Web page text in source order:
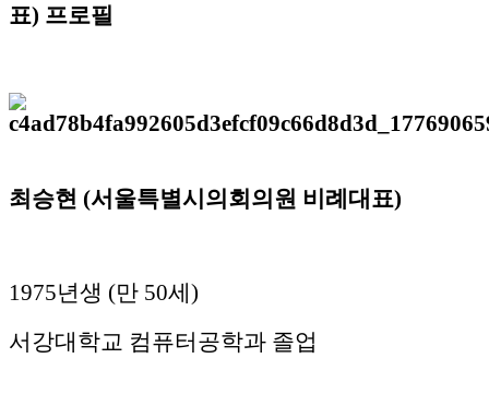
표) 프로필
최승현 (서울특별시의회의원 비례대표)
1975년생 (만 50세)
서강대학교 컴퓨터공학과 졸업